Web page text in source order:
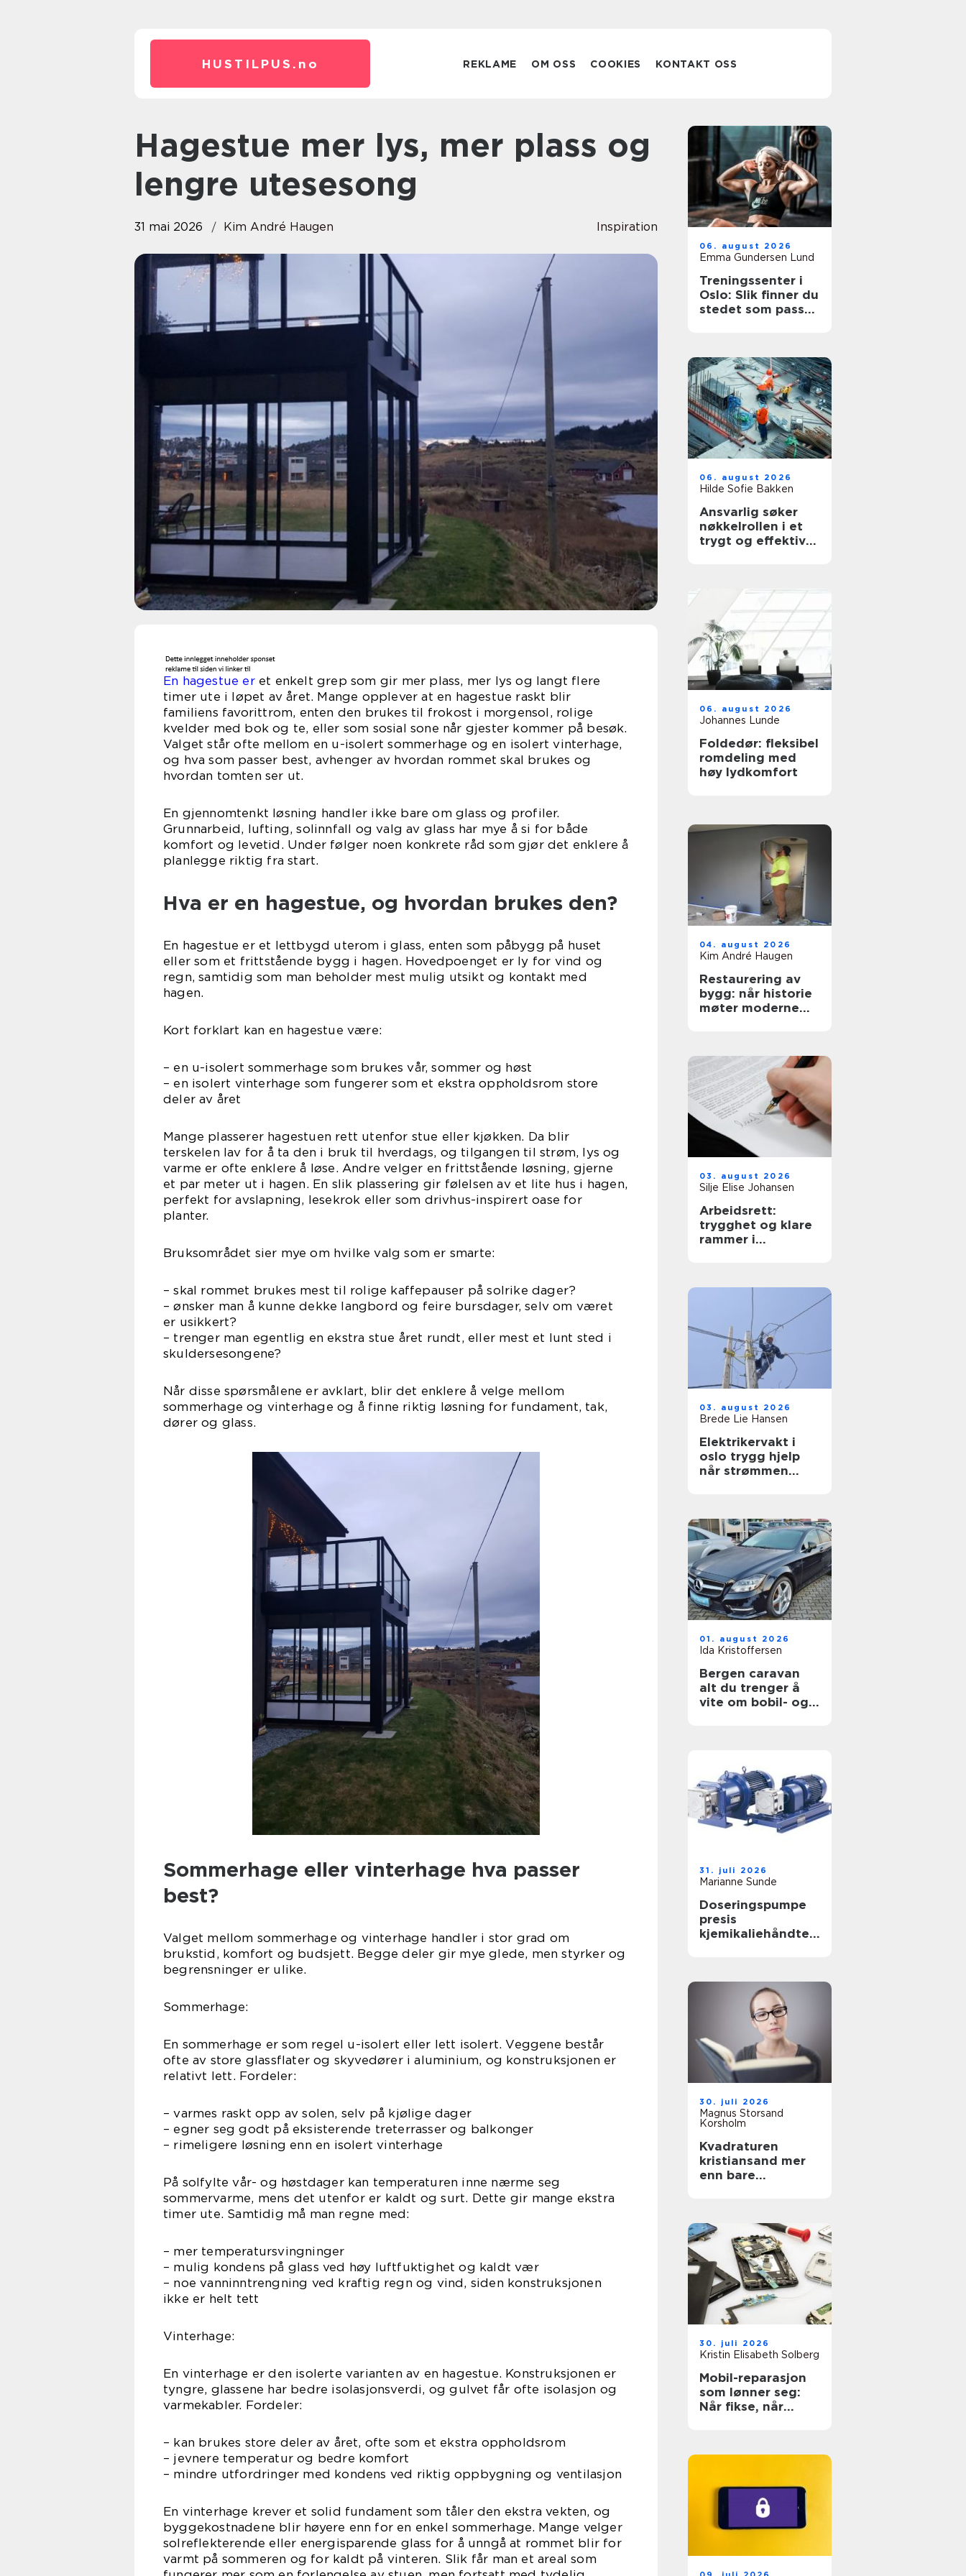
HUSTILPUS. no REKLAME OM OSS COOKIES KONTAKT OSS
Hagestue mer lys, mer plass og
lengre utesesong
31 mai 2026 Kim André Haugen Inspiration
En hagestue eret enkelt grep som gir mer plass, mer lys og langt flere
timer ute i løpet av året. Mange opplever at en hagestue raskt blir
familiens favorittrom, enten den brukes til frokost i morgensol, rolige
kvelder med bok og te, eller som sosial sone når gjester kommer på besøk.
Valget står ofte mellom en u-isolert sommerhage og en isolert vinterhage,
og hva som passer best, avhenger av hvordan rommet skal brukes og
hvordan tomten ser ut.
En gjennomtenkt løsning handler ikke bare om glass og profiler.
Grunnarbeid, lufting, solinnfall og valg av glass har mye å si for både
komfort og levetid. Under følger noen konkrete råd som gjør det enklere å
planlegge riktig fra start.
Hva er en hagestue, og hvordan brukes den?
En hagestue er et lettbygd uterom i glass, enten som påbygg på huset
eller som et frittstående bygg i hagen. Hovedpoenget er ly for vind og
regn, samtidig som man beholder mest mulig utsikt og kontakt med
hagen.
Kort forklart kan en hagestue være:
– en u-isolert sommerhage som brukes vår, sommer og høst
– en isolert vinterhage som fungerer som et ekstra oppholdsrom store
deler av året
Mange plasserer hagestuen rett utenfor stue eller kjøkken. Da blir
terskelen lav for å ta den i bruk til hverdags, og tilgangen til strøm, lys og
varme er ofte enklere å løse. Andre velger en frittstående løsning, gjerne
et par meter ut i hagen. En slik plassering gir følelsen av et lite hus i hagen,
perfekt for avslapning, lesekrok eller som drivhus-inspirert oase for
planter.
Bruksområdet sier mye om hvilke valg som er smarte:
– skal rommet brukes mest til rolige kaffepauser på solrike dager?
– ønsker man å kunne dekke langbord og feire bursdager, selv om været
er usikkert?
– trenger man egentlig en ekstra stue året rundt, eller mest et lunt sted i
skuldersesongene?
Når disse spørsmålene er avklart, blir det enklere å velge mellom
sommerhage og vinterhage og å finne riktig løsning for fundament, tak,
dører og glass.
Sommerhage eller vinterhage hva passer
best?
Valget mellom sommerhage og vinterhage handler i stor grad om
brukstid, komfort og budsjett. Begge deler gir mye glede, men styrker og
begrensninger er ulike.
Sommerhage:
En sommerhage er som regel u-isolert eller lett isolert. Veggene består
ofte av store glassflater og skyvedører i aluminium, og konstruksjonen er
relativt lett. Fordeler:
– varmes raskt opp av solen, selv på kjølige dager
– egner seg godt på eksisterende treterrasser og balkonger
– rimeligere løsning enn en isolert vinterhage
På solfylte vår- og høstdager kan temperaturen inne nærme seg
sommervarme, mens det utenfor er kaldt og surt. Dette gir mange ekstra
timer ute. Samtidig må man regne med:
– mer temperatursvingninger
– mulig kondens på glass ved høy luftfuktighet og kaldt vær
– noe vanninntrengning ved kraftig regn og vind, siden konstruksjonen
ikke er helt tett
Vinterhage:
En vinterhage er den isolerte varianten av en hagestue. Konstruksjonen er
tyngre, glassene har bedre isolasjonsverdi, og gulvet får ofte isolasjon og
varmekabler. Fordeler:
– kan brukes store deler av året, ofte som et ekstra oppholdsrom
– jevnere temperatur og bedre komfort
– mindre utfordringer med kondens ved riktig oppbygning og ventilasjon
En vinterhage krever et solid fundament som tåler den ekstra vekten, og
byggekostnadene blir høyere enn for en enkel sommerhage. Mange velger
solreflekterende eller energisparende glass for å unngå at rommet blir for
varmt på sommeren og for kaldt på vinteren. Slik får man et areal som
06. august 2026
Emma Gundersen Lund
Treningssenter i
Oslo: Slik finner du
stedet som passer
06. august 2026
Hilde Sofie Bakken
Ansvarlig søker
nøkkelrollen i et
trygt og effektivt
06. august 2026
Johannes Lunde
Foldedør: fleksibel
romdeling med
høy lydkomfort
04. august 2026
Kim André Haugen
Restaurering av
bygg: når historie
møter moderne
03. august 2026
Silje Elise Johansen
Arbeidsrett:
trygghet og klare
rammer i
03. august 2026
Brede Lie Hansen
Elektrikervakt i
oslo trygg hjelp
når strømmen
01. august 2026
Ida Kristoffersen
Bergen caravan
alt du trenger å
vite om bobil- og
31. juli 2026
Marianne Sunde
Doseringspumpe
presis
kjemikaliehåndteri
30. juli 2026
Magnus Storsand
Korsholm
Kvadraturen
kristiansand mer
enn bare
30. juli 2026
Kristin Elisabeth Solberg
Mobil-reparasjon
som lønner seg:
Når fikse, når